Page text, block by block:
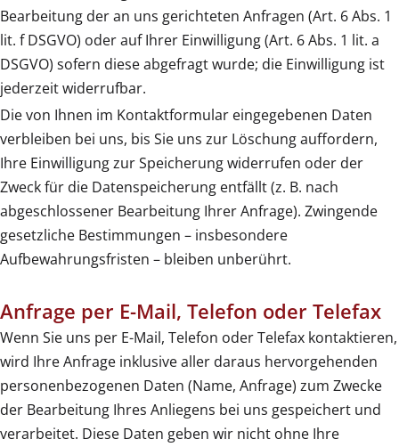
Bearbeitung der an uns gerichteten Anfragen (Art. 6 Abs. 1
lit. f DSGVO) oder auf Ihrer Einwilligung (Art. 6 Abs. 1 lit. a
DSGVO) sofern diese abgefragt wurde; die Einwilligung ist
jederzeit widerrufbar.
Die von Ihnen im Kontaktformular eingegebenen Daten
verbleiben bei uns, bis Sie uns zur Löschung auffordern,
Ihre Einwilligung zur Speicherung widerrufen oder der
Zweck für die Datenspeicherung entfällt (z. B. nach
abgeschlossener Bearbeitung Ihrer Anfrage). Zwingende
gesetzliche Bestimmungen – insbesondere
Aufbewahrungsfristen – bleiben unberührt.
Anfrage per E-Mail, Telefon oder Telefax
Wenn Sie uns per E-Mail, Telefon oder Telefax kontaktieren,
wird Ihre Anfrage inklusive aller daraus hervorgehenden
personenbezogenen Daten (Name, Anfrage) zum Zwecke
der Bearbeitung Ihres Anliegens bei uns gespeichert und
verarbeitet. Diese Daten geben wir nicht ohne Ihre